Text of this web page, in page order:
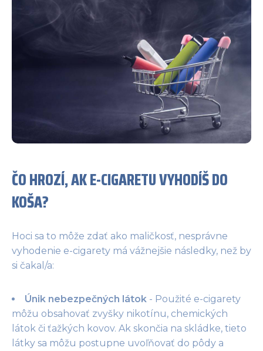
ČO HROZÍ, AK E-CIGARETU VYHODÍŠ DO
KOŠA?
Hoci sa to môže zdať ako maličkosť, nesprávne
vyhodenie e-cigarety má vážnejšie následky, než by
si čakal/a:
Únik nebezpečných látok - Použité e-cigarety
môžu obsahovať zvyšky nikotínu, chemických
látok či ťažkých kovov. Ak skončia na skládke, tieto
látky sa môžu postupne uvoľňovať do pôdy a